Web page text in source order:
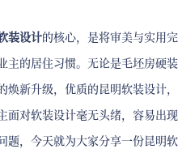
装设计的核心，是将审美与实用完
主的居住习惯。无论是毛坯房硬装
新升级，优质的昆明软装设计，
面对软装设计毫无头绪，容易出现
题，今天就为大家分享一份昆明软